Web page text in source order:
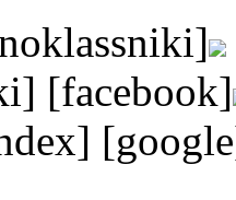
[facebook]